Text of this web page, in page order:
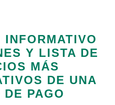
INFORMATIVO
Y LISTA DE
MÁS
DE UNA
DE PAGO